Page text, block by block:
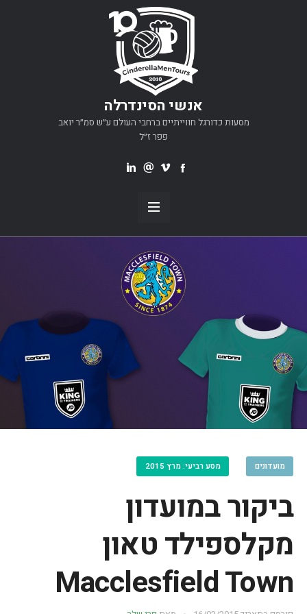
אנשי הסינדרלה
מסעות כדורגל חווייתיים ברחבי העולם ע״ש סמ״ר יואב
פפר ז״ל
מועדונים מסע רביעי: מרץ 2015
ביקור במועדון
מקלספילד טאון
Macclesfield Town